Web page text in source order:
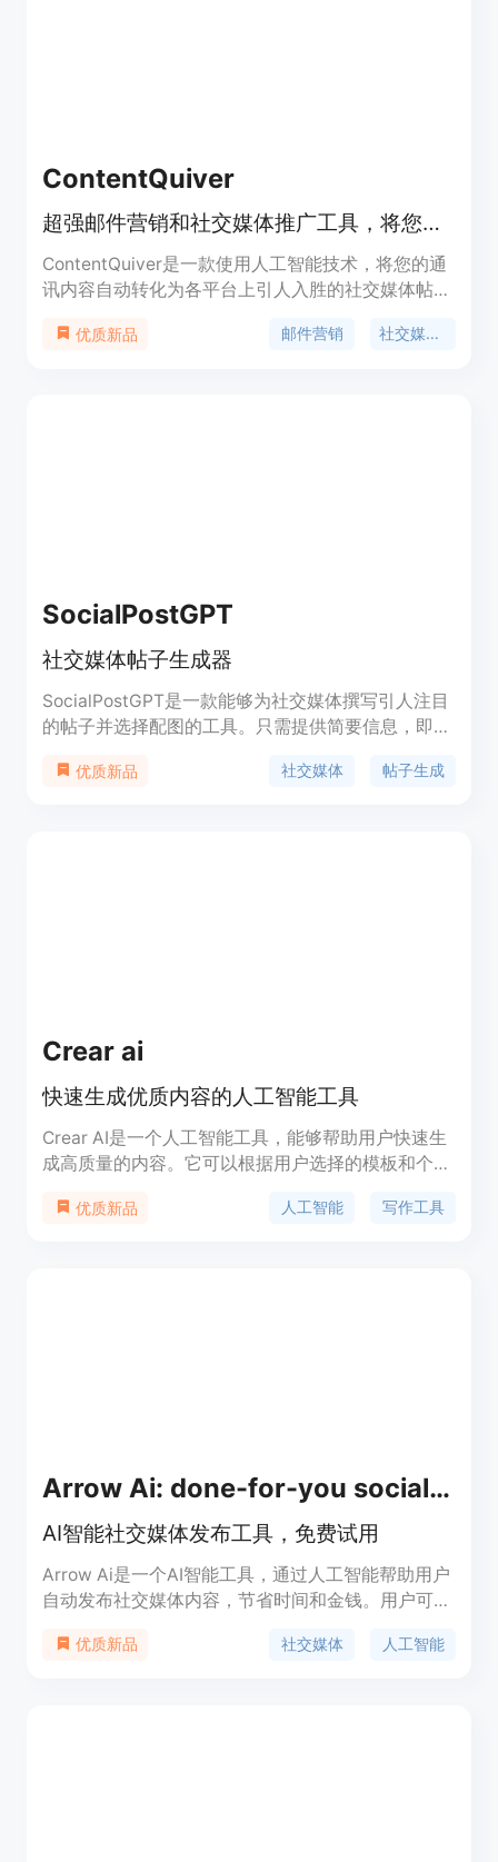
ContentQuiver
超强邮件营销和社交媒体推广工具，将您的通讯内容智能转化为吸引人的社交媒体帖子。
ContentQuiver是一款使用人工智能技术，将您的通
讯内容自动转化为各平台上引人入胜的社交媒体帖子
优质新品 邮件营销 社交媒体推广
SocialPostGPT
社交媒体帖子生成器
SocialPostGPT是一款能够为社交媒体撰写引人注目
的帖子并选择配图的工具。只需提供简要信息，即可
表情符号和标签、添加行动号召等。SocialPostGPT
优质新品 社交媒体 帖子生成
Crear ai
快速生成优质内容的人工智能工具
Crear AI是一个人工智能工具，能够帮助用户快速生
成高质量的内容。它可以根据用户选择的模板和个性
包括文本重新表达、内容扩展、内容压缩等。用户可
优质新品 人工智能 写作工具
Arrow Ai: done-for-you social media posting
AI智能社交媒体发布工具，免费试用
Arrow Ai是一个AI智能工具，通过人工智能帮助用户
自动发布社交媒体内容，节省时间和金钱。用户可以
响力。Arrow Ai对任何企业免费提供发布内容和增加
优质新品 社交媒体 人工智能